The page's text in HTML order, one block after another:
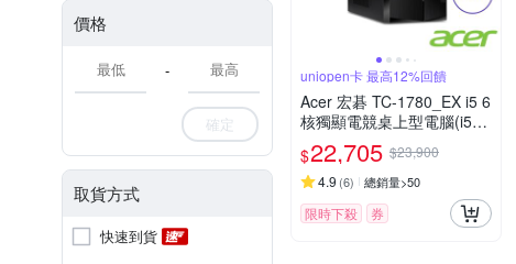
價格
-
確定
取貨方式
快速到貨
uniopen卡 最高12%回饋
Acer 宏碁 TC-1780_EX i5 6
核獨顯電競桌上型電腦(i5-1
2400F/8GB/1TB/RTX3050/
Win11)
$22,705 $23,900
4.9 (6) 總銷量>50
限時下殺 券